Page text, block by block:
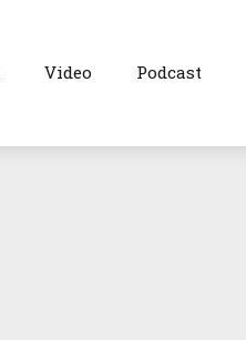
Video Podcast